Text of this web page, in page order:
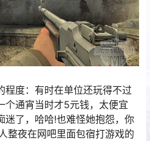
程度：有时在单位还玩得不过
个通宵当时才5元钱，太便宜
迷了，哈哈!也难怪她抱怨，你
整夜在网吧里面包宿打游戏的